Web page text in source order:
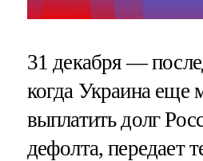
31 декабря —
когда Украина еще
выплатить долг
дефолта, передает